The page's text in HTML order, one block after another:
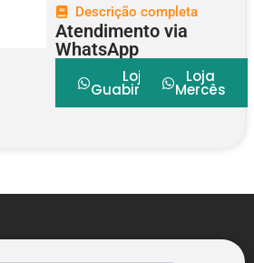
Descrição completa
Atendimento via
WhatsApp
Loja
Guabirotuba
Loja
Mercês